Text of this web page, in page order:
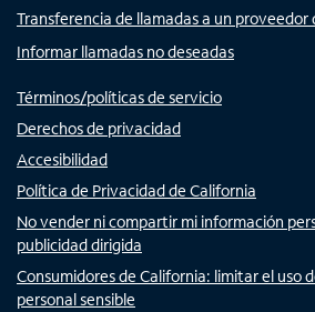
Transferencia de llamadas a un proveedor
Informar llamadas no deseadas
Términos/políticas de servicio
Derechos de privacidad
Accesibilidad
Política de Privacidad de California
No vender ni compartir mi información
publicidad dirigida
Consumidores de California: limitar el uso
personal sensible